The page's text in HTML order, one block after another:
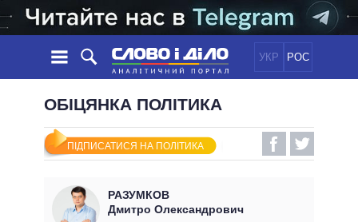
УКР РОС
НОВИНИ
СТРІЧКА
ПОДІЇ
СТАТТІ
ДУМКИ
ПОЛІТИКА
ЕКОНОМІКА
СВІТ
ОБIЦЯНКИ
УСІ ПОЛІТИКИІНФОГРАФІКА
ОБІЦЯНКА ПОЛІТИКА
ПІДПИСАТИСЯ НА ПОЛІТИКА
РАЗУМКОВ
Дмитро Олександрович